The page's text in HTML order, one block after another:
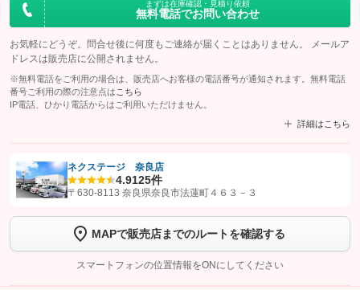
まずは在庫確認・見積り依頼
無料電話でお問い合わせ
お気軽にどうぞ。問合せ後に何度もご連絡が届くことはありません。 メールア
ドレスは販売店に公開されません。
※無料電話をご利用の場合は、販売店へお客様の電話番号が通知されます。無料電話
番号ご利用の際の注意点は こちら
IP電話、ひかり電話からはご利用いただけません。
詳細はこちら
【STEP1】認証画面でグーネットを友だち追加してから「許可する」ボタンを押
トーク画面で
ボタンをタップして問い合わせを
完了してください。
こちら
ネクステージ 奈良店
4.9125件
〒630-8113 奈良県奈良市法蓮町４６３－３
MAPで販売店までのルートを確認する
スマートフォンの位置情報をONにしてください